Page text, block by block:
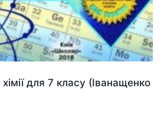
для 7 класу (Іванащенко